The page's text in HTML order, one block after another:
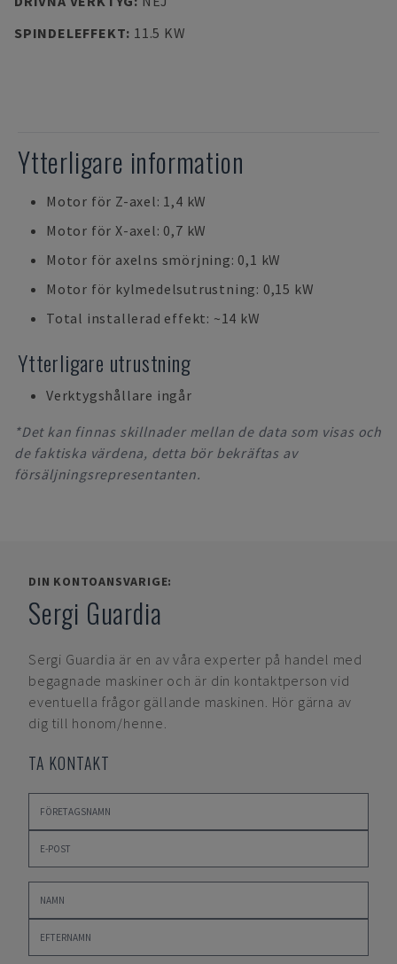
SPINDELEFFEKT: 11.5 KW
Ytterligare information
Motor för Z-axel: 1,4 kW
Motor för X-axel: 0,7 kW
Motor för axelns smörjning: 0,1 kW
Motor för kylmedelsutrustning: 0,15 kW
Total installerad effekt: ~14 kW
Ytterligare utrustning
Verktygshållare ingår
*Det kan finnas skillnader mellan de data som visas och
de faktiska värdena, detta bör bekräftas av
försäljningsrepresentanten.
DIN KONTOANSVARIGE:
Sergi Guardia
Sergi Guardia är en av våra experter på handel med
begagnade maskiner och är din kontaktperson vid
eventuella frågor gällande maskinen. Hör gärna av
dig till honom/henne.
TA KONTAKT